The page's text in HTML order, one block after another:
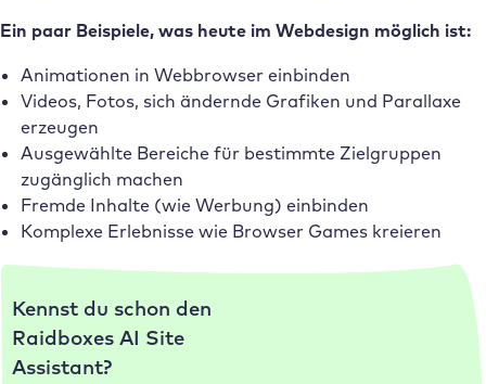
Ein paar Beispiele, was heute im Webdesign möglich ist:
Animationen in Webbrowser einbinden
Videos, Fotos, sich ändernde Grafiken und Parallaxe
erzeugen
Ausgewählte Bereiche für bestimmte Zielgruppen
zugänglich machen
Fremde Inhalte (wie Werbung) einbinden
Komplexe Erlebnisse wie Browser Games kreieren
Kennst du schon den
Raidboxes AI Site
Assistant?